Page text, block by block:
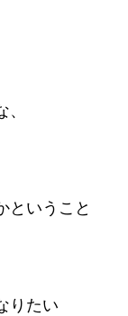
ということ
りたい